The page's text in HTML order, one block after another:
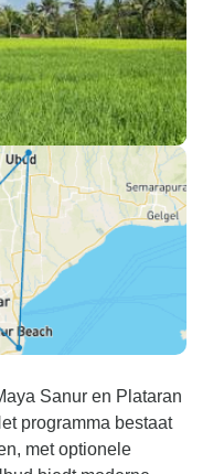
Sanur en Plataran
programma bestaat
met optionele